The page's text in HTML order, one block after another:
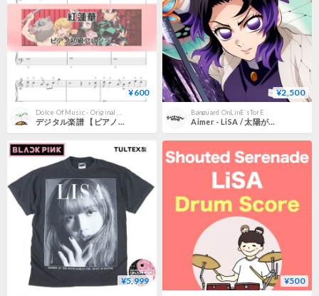
¥600
Dolce Of Music - Original Scores
デジタル楽譜 【ピアノソロ・初級】 紅蓮華 アニメ「鬼滅の刃」より／LiSA
¥2,500
Banguard OnLinE sTorE
Aimer - LiSA / 太陽が昇らない世界 - 残酷な夜に輝け [LP]
¥5,999 ¥500